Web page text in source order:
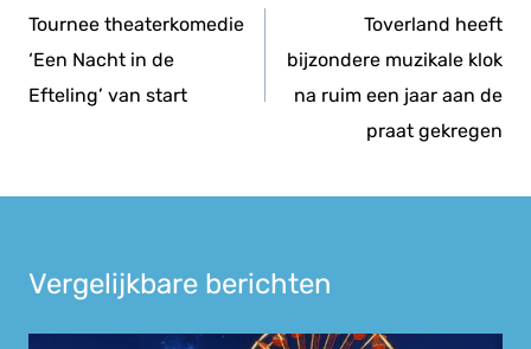
navigatie
Tournee theaterkomedie
‘Een Nacht in de
Efteling’ van start
Toverland heeft
bijzondere muzikale klok
na ruim een jaar aan de
praat gekregen
Vergelijkbare berichten